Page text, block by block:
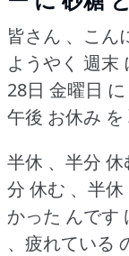
皆さん 、こん
ようやく 週末
28日 金曜日 に
午後 お休み を
半休 、半分 休
分 休む 、半休
かった んです
、疲れている